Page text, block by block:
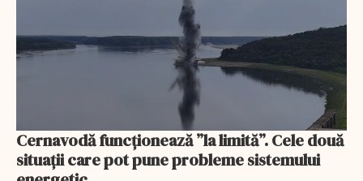
Cernavodă funcționează ”la limită”. Cele două
situații care pot pune probleme sistemului